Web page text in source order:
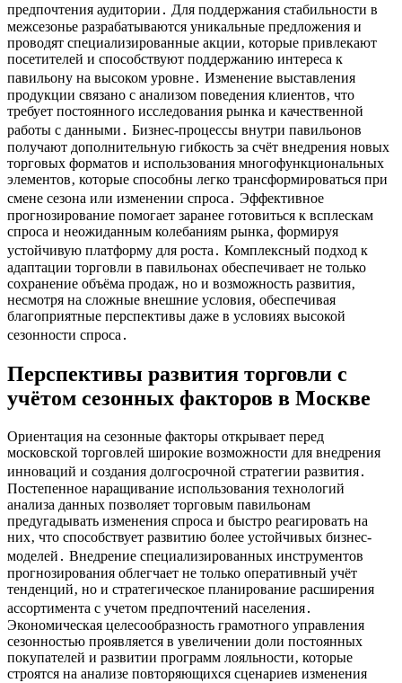
предпочтения аудитории․ Для поддержания стабильности в
межсезонье разрабатываются уникальные предложения и
проводят специализированные акции‚ которые привлекают
посетителей и способствуют поддержанию интереса к
павильону на высоком уровне․ Изменение выставления
продукции связано с анализом поведения клиентов‚ что
требует постоянного исследования рынка и качественной
работы с данными․ Бизнес-процессы внутри павильонов
получают дополнительную гибкость за счёт внедрения новых
торговых форматов и использования многофункциональных
элементов‚ которые способны легко трансформироваться при
смене сезона или изменении спроса․ Эффективное
прогнозирование помогает заранее готовиться к всплескам
спроса и неожиданным колебаниям рынка‚ формируя
устойчивую платформу для роста․ Комплексный подход к
адаптации торговли в павильонах обеспечивает не только
сохранение объёма продаж‚ но и возможность развития‚
несмотря на сложные внешние условия‚ обеспечивая
благоприятные перспективы даже в условиях высокой
сезонности спроса․
Перспективы развития торговли с
учётом сезонных факторов в Москве
Ориентация на сезонные факторы открывает перед
московской торговлей широкие возможности для внедрения
инноваций и создания долгосрочной стратегии развития․
Постепенное наращивание использования технологий
анализа данных позволяет торговым павильонам
предугадывать изменения спроса и быстро реагировать на
них‚ что способствует развитию более устойчивых бизнес-
моделей․ Внедрение специализированных инструментов
прогнозирования облегчает не только оперативный учёт
тенденций‚ но и стратегическое планирование расширения
ассортимента с учетом предпочтений населения․
Экономическая целесообразность грамотного управления
сезонностью проявляется в увеличении доли постоянных
покупателей и развитии программ лояльности‚ которые
строятся на анализе повторяющихся сценариев изменения